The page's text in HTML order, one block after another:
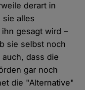
derart in
sie alles
gesagt wird –
sie selbst noch
dass die
gar noch
die "Alternative"